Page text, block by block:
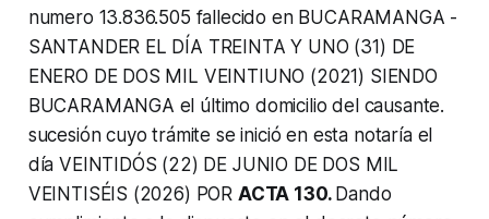
numero 13.836.505 fallecido en BUCARAMANGA -
SANTANDER EL DÍA TREINTA Y UNO (31) DE
ENERO DE DOS MIL VEINTIUNO (2021) SIENDO
BUCARAMANGA el último domicilio del causante.
sucesión cuyo trámite se inició en esta notaría el
día VEINTIDÓS (22) DE JUNIO DE DOS MIL
VEINTISÉIS (2026) POR ACTA 130. Dando